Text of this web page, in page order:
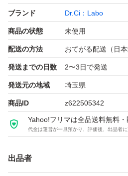
ブランド Dr.Ci：Labo
商品の状態 未使用
配送の方法 おてがる配送（日本
発送までの日数 2〜3日で発送
発送元の地域 埼玉県
商品ID z622505342
Yahoo!フリマは全品送料無料・
代金は運営が一旦預かり、評価後、出品者
出品者